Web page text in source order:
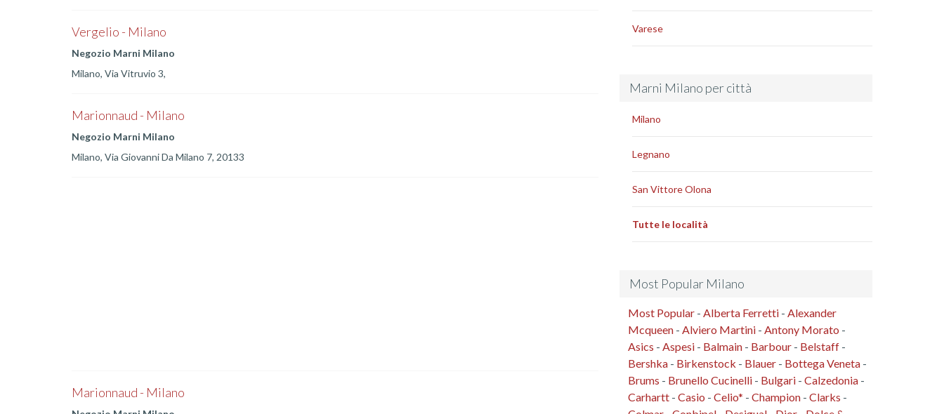
Vergelio - Milano
Negozio Marni Milano
Milano, Via Vitruvio 3,
Marionnaud - Milano
Negozio Marni Milano
Milano, Via Giovanni Da Milano 7, 20133
Marionnaud - Milano
Varese
Marni Milano per città
Milano
Legnano
San Vittore Olona
Tutte le località
Most Popular Milano
Most Popular - Alberta Ferretti - Alexander
Mcqueen - Alviero Martini - Antony Morato -
Asics - Aspesi - Balmain - Barbour - Belstaff -
Bershka - Birkenstock - Blauer - Bottega Veneta -
Brums - Brunello Cucinelli - Bulgari - Calzedonia -
Carhartt - Casio - Celio* - Champion - Clarks -